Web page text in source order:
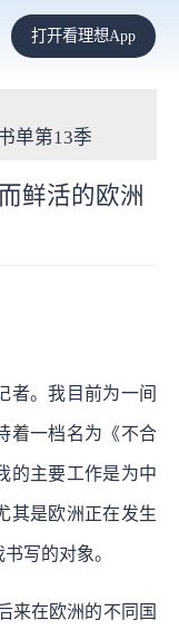
打开看理想App
单第13季
鲜活的欧洲
者。我目前为一间
着一档名为《不合
的主要工作是为中
其是欧洲正在发生
写的对象。
来在欧洲的不同国